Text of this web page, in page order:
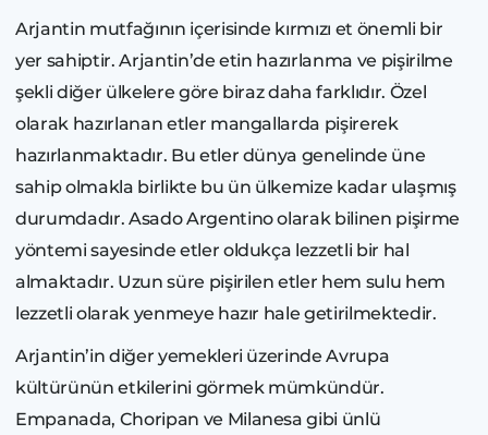
Arjantin mutfağının içerisinde kırmızı et önemli bir
yer sahiptir. Arjantin’de etin hazırlanma ve pişirilme
şekli diğer ülkelere göre biraz daha farklıdır. Özel
olarak hazırlanan etler mangallarda pişirerek
hazırlanmaktadır. Bu etler dünya genelinde üne
sahip olmakla birlikte bu ün ülkemize kadar ulaşmış
durumdadır. Asado Argentino olarak bilinen pişirme
yöntemi sayesinde etler oldukça lezzetli bir hal
almaktadır. Uzun süre pişirilen etler hem sulu hem
lezzetli olarak yenmeye hazır hale getirilmektedir.
Arjantin’in diğer yemekleri üzerinde Avrupa
kültürünün etkilerini görmek mümkündür.
Empanada, Choripan ve Milanesa gibi ünlü